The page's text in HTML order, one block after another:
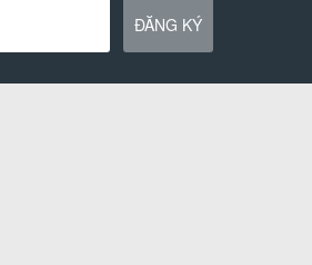
ĐĂNG KÝ